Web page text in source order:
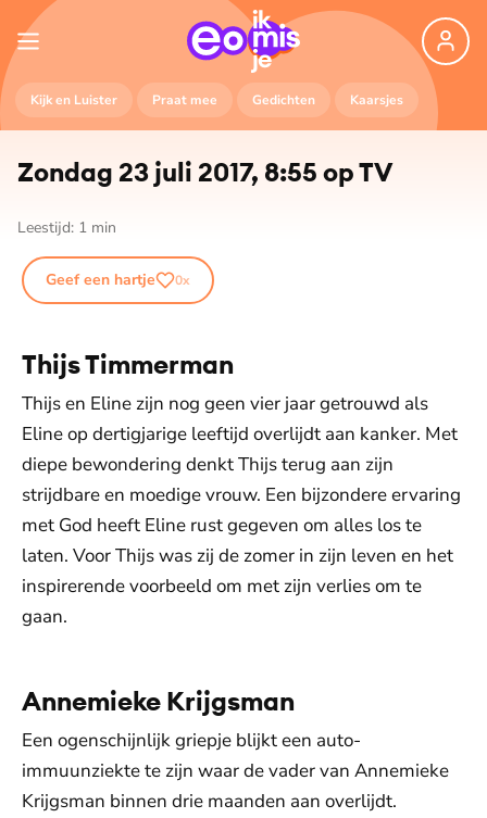
Kijk en Luister Praat mee Gedichten Kaarsjes
Zondag 23 juli 2017, 8:55 op TV
Leestijd: 1 min
Geef een hartje 0x
Thijs Timmerman
Thijs en Eline zijn nog geen vier jaar getrouwd als
Eline op dertigjarige leeftijd overlijdt aan kanker. Met
diepe bewondering denkt Thijs terug aan zijn
strijdbare en moedige vrouw. Een bijzondere ervaring
met God heeft Eline rust gegeven om alles los te
laten. Voor Thijs was zij de zomer in zijn leven en het
inspirerende voorbeeld om met zijn verlies om te
gaan.
Annemieke Krijgsman
Een ogenschijnlijk griepje blijkt een auto-
immuunziekte te zijn waar de vader van Annemieke
Krijgsman binnen drie maanden aan overlijdt.